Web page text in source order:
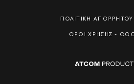
ΠΟΛΙΤΙΚΗ ΑΠΟΡΡΗΤΟΥ
ΟΡΟΙ ΧΡΗΣΗΣ -